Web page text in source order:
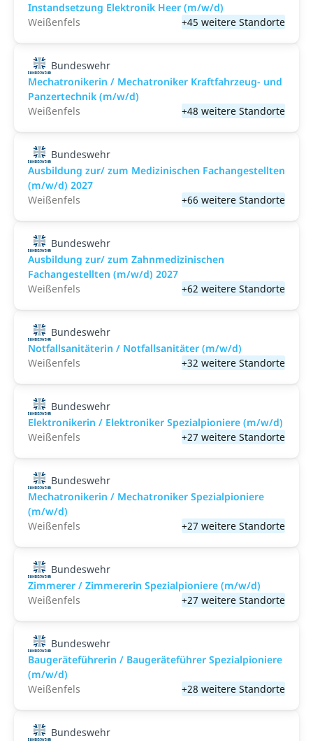
Instandsetzung Elektronik Heer (m/w/d)
Weißenfels
+45 weitere Standorte
Bundeswehr
Mechatronikerin / Mechatroniker Kraftfahrzeug- und
Panzertechnik (m/w/d)
Weißenfels
+48 weitere Standorte
Bundeswehr
Ausbildung zur/ zum Medizinischen Fachangestellten
(m/w/d) 2027
Weißenfels
+66 weitere Standorte
Bundeswehr
Ausbildung zur/ zum Zahnmedizinischen
Fachangestellten (m/w/d) 2027
Weißenfels
+62 weitere Standorte
Bundeswehr
Notfallsanitäterin / Notfallsanitäter (m/w/d)
Weißenfels
+32 weitere Standorte
Bundeswehr
Elektronikerin / Elektroniker Spezialpioniere (m/w/d)
Weißenfels
+27 weitere Standorte
Bundeswehr
Mechatronikerin / Mechatroniker Spezialpioniere
(m/w/d)
Weißenfels
+27 weitere Standorte
Bundeswehr
Zimmerer / Zimmererin Spezialpioniere (m/w/d)
Weißenfels
+27 weitere Standorte
Bundeswehr
Baugeräteführerin / Baugeräteführer Spezialpioniere
(m/w/d)
Weißenfels
+28 weitere Standorte
Bundeswehr